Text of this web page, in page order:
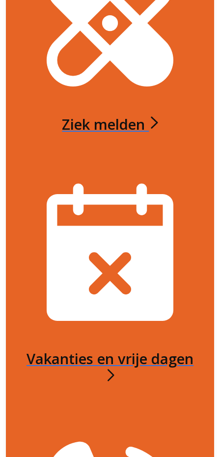
Ziek melden
Vakanties en vrije dagen